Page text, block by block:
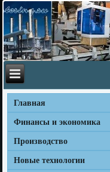
Главная
Финансы и экономика
Производство
Новые технологии